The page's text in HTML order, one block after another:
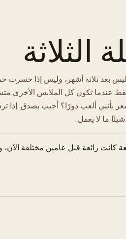
الثلاثة
ليس بعد ثلاثة أشهر، وليس إذا
أرتديها فقط عندما تكون كل الملابس الأخرى
بأنني ألعب دورًا؟ أجيب بصدق. إذا
ما لا يعمل.
رائعة قبل عامين مختلفة الآن،